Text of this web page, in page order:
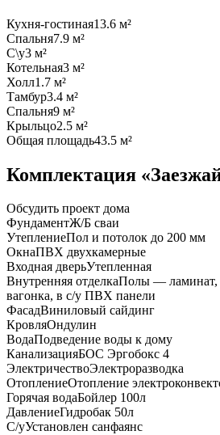
Кухня-гостиная13.6 м²
Спальня7.9 м²
С\у3 м²
Котельная3 м²
Холл1.7 м²
Тамбур3.4 м²
Спальня9 м²
Крыльцо2.5 м²
Общая площадь43.5 м²
Комплектация
Обсудить проект дома
ФундаментЖ/Б сваи
УтеплениеПол и потолок до 200 мм
ОкнаПВХ двухкамерные
Входная дверьУтепленная
Внутренняя отделкаПолы — ламинат,
вагонка, в с/у ПВХ панели
ФасадВиниловый сайдинг
КровляОндулин
ВодаПодведение воды к дому
КанализацияБОС Эргобокс 4
ЭлектричествоЭлектроразводка
ОтоплениеОтопление
Горячая водаБойлер 100л
ДавлениеГидробак 50л
С/уУстановлен санфаянс